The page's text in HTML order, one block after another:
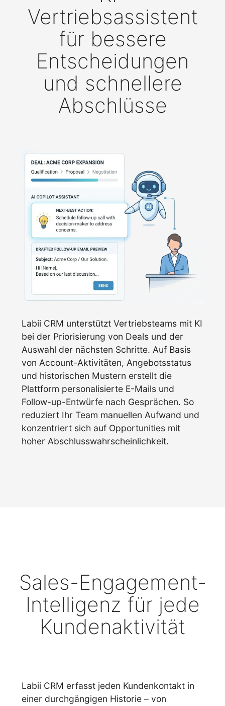
Vertriebsassistent
für bessere
Entscheidungen
und schnellere
Abschlüsse
Labii CRM unterstützt Vertriebsteams mit KI
bei der Priorisierung von Deals und der
Auswahl der nächsten Schritte. Auf Basis
von Account-Aktivitäten, Angebotsstatus
und historischen Mustern erstellt die
Plattform personalisierte E-Mails und
Follow-up-Entwürfe nach Gesprächen. So
reduziert Ihr Team manuellen Aufwand und
konzentriert sich auf Opportunities mit
hoher Abschlusswahrscheinlichkeit.
Sales-Engagement-
Intelligenz für jede
Kundenaktivität
Labii CRM erfasst jeden Kundenkontakt in
einer durchgängigen Historie – von